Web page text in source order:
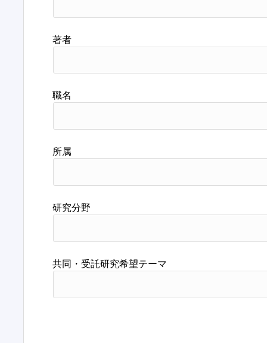
著者
職名
所属
研究分野
共同・受託研究希望テーマ